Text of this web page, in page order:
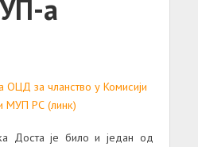
а
ОЦД за чланство у Комисији
МУП РС (линк)
Доста је било и један од